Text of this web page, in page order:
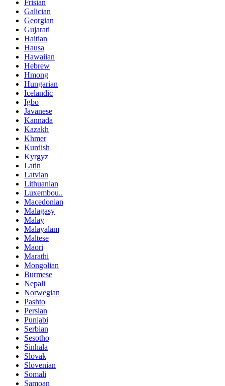
Frisian
Galician
Georgian
Gujarati
Haitian
Hausa
Hawaiian
Hebrew
Hmong
Hungarian
Icelandic
Igbo
Javanese
Kannada
Kazakh
Khmer
Kurdish
Kyrgyz
Latin
Latvian
Lithuanian
Luxembou..
Macedonian
Malagasy
Malay
Malayalam
Maltese
Maori
Marathi
Mongolian
Burmese
Nepali
Norwegian
Pashto
Persian
Punjabi
Serbian
Sesotho
Sinhala
Slovak
Slovenian
Somali
Samoan